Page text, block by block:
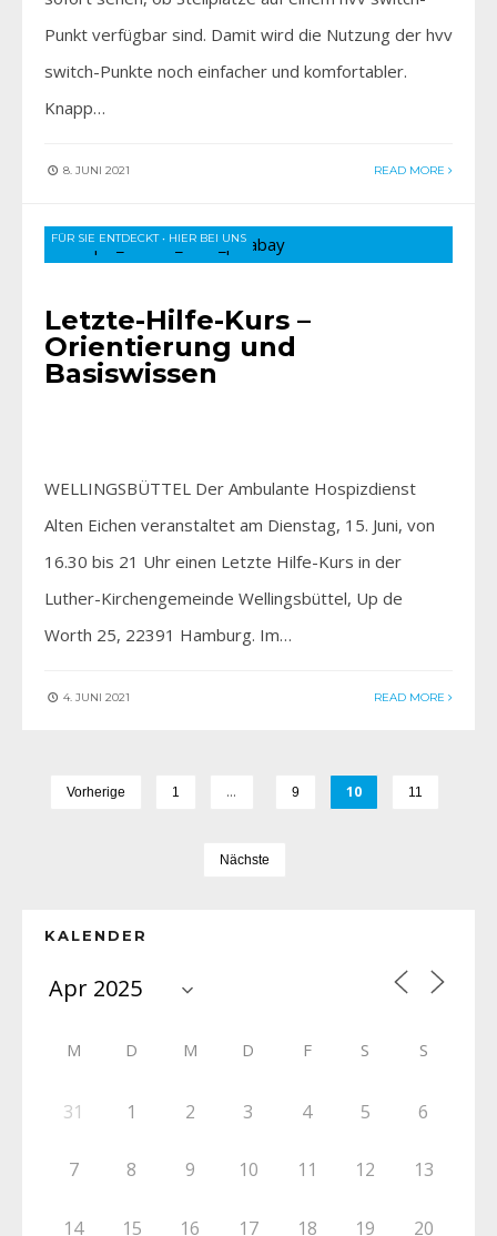
Punkt verfügbar sind. Damit wird die Nutzung der hvv
switch-Punkte noch einfacher und komfortabler.
Knapp…
8. JUNI 2021 READ MORE
FÜR SIE ENTDECKT• HIER BEI UNS
Letzte-Hilfe-Kurs –
Orientierung und
Basiswissen
WELLINGSBÜTTEL Der Ambulante Hospizdienst
Alten Eichen veranstaltet am Dienstag, 15. Juni, von
16.30 bis 21 Uhr einen Letzte Hilfe-Kurs in der
Luther-Kirchengemeinde Wellingsbüttel, Up de
Worth 25, 22391 Hamburg. Im…
4. JUNI 2021 READ MORE
Vorherige 1 … 9 10 11
Nächste
KALENDER
M D M D F S S
31 1 2 3 4 5 6
7 8 9 10 11 12 13
14 15 16 17 18 19 20